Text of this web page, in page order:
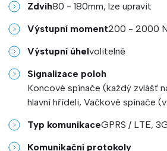
Zdvih80 - 180mm, lze upravit
Výstupní moment200 - 2000
Výstupní úhelvolitelně
Signalizace poloh
Koncové spínače (každý zvlášť
hlavní hřídeli, Vačkové spínače
Typ komunikaceGPRS / LTE,
Komunikační protokoly